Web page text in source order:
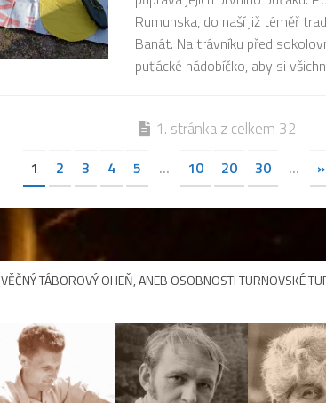
Rumunska, do naší již téměř
Banát. Na trávníku před
puťácké nádobíčko, aby si
1. stránka z celkem 32
1 2 3 4 5 ... 10 20 30 ... »
VĚČNÝ TÁBOROVÝ OHEŇ, ANEB OSOBNOSTI TURNOVSKÉ